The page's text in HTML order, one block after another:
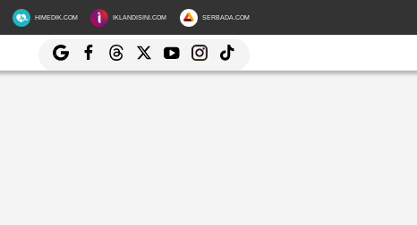
HIMEDIK.COM IKLANDISINI.COM SERBADA.COM